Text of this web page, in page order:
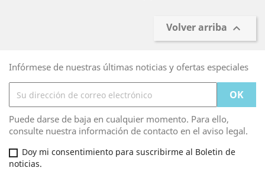
Volver arriba 
Infórmese de nuestras últimas noticias y ofertas especiales
Puede darse de baja en cualquier momento. Para ello,
consulte nuestra información de contacto en el aviso legal.
Doy mi consentimiento para suscribirme al Boletin de
noticias.